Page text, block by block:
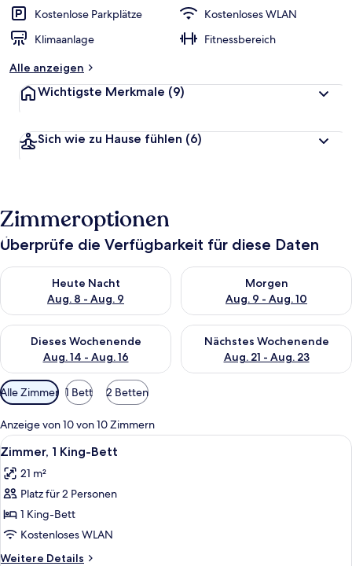
Kostenlose Parkplätze
Kostenloses WLAN
Klimaanlage
Fitnessbereich
Alle anzeigen
Wichtigste Merkmale (9)
Sich wie zu Hause fühlen (6)
Zimmeroptionen
Überprüfe die Verfügbarkeit für diese Daten
Heute Nacht
Aug. 8 - Aug. 9
Überprüfe die Verfügbarkeit für heute Nacht, Aug. 8 - Aug. 9.
Morgen
Aug. 9 - Aug. 10
Überprüfe die Verfügbarkeit
Dieses Wochenende
Aug. 14 - Aug. 16
Überprüfe die Verfügbarkeit für dieses Wochenende, Aug. 14
Nächstes Wochenende
Aug. 21 - Aug. 23
Überprüfe die Verfügbarkeit
Verfügbare
Filter
für
Zimmer
Alle Zimmer 1 Bett 2 Betten
Anzeige von 10 von 10 Zimmern
Alle
Fotos
für
Zimmer,
1 King-
Bett
anzeigen
Ein Hotelzimmer mit einem Bett,
7
Zimmer, 1 King-Bett
21 m²
Platz für 2 Personen
1 King-Bett
Kostenloses WLAN
Weitere Details
Weitere